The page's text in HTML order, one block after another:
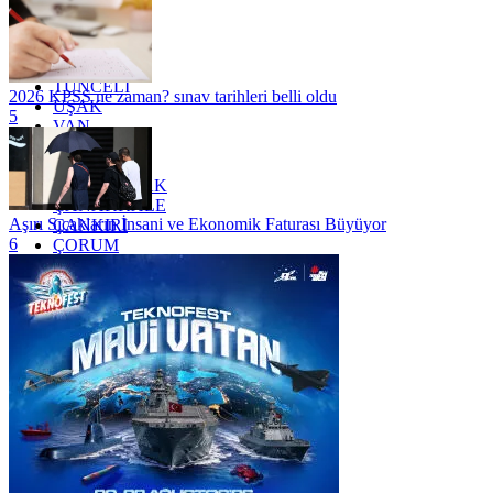
SİİRT
TEKİRDAĞ
TOKAT
TRABZON
TUNCELİ
UŞAK
VAN
YALOVA
YOZGAT
ZONGULDAK
ÇANAKKALE
ÇANKIRI
ÇORUM
İSTANBUL
İZMİR
ŞANLIURFA
ŞIRNAK
2026 KPSS ne zaman? sınav tarihleri belli oldu
5
Aşırı Sıcakların İnsani ve Ekonomik Faturası Büyüyor
6